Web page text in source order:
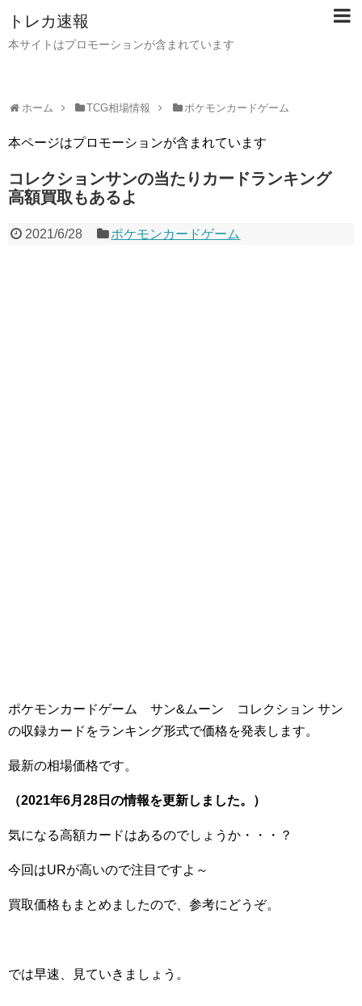
トレカ速報
本サイトはプロモーションが含まれています
ホーム TCG相場情報 ポケモンカードゲーム
本ページはプロモーションが含まれています
コレクションサンの当たりカードランキング
高額買取もあるよ
2021/6/28 ポケモンカードゲーム
ポケモンカードゲーム サン&ムーン コレクション サン
の収録カードをランキング形式で価格を発表します。
最新の相場価格です。
（2021年6月28日の情報を更新しました。）
気になる高額カードはあるのでしょうか・・・？
今回はURが高いので注目ですよ～
買取価格もまとめましたので、参考にどうぞ。
では早速、見ていきましょう。